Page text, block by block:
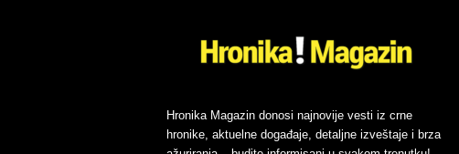
Hronika Magazin donosi najnovije vesti iz crne
hronike, aktuelne događaje, detaljne izveštaje i brza